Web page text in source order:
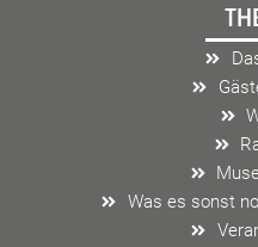
o
o
Was es sonst